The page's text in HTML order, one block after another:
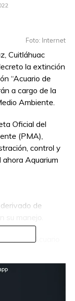
Foto: Internet
Cuitláhuac
la extinción
“Acuario de
a cargo de la
Ambiente.
Oficial del
(PMA),
control y
Aquarium
de
que el Acuario
el
al acuario